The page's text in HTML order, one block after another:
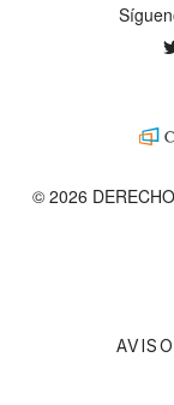
© 2026